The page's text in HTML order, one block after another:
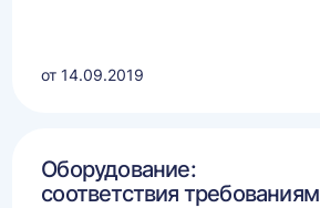
от 14.09.2019
Оборудование:
соответствия требованиям